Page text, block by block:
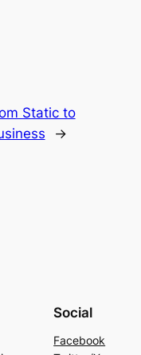
Static to
→
Social
Facebook